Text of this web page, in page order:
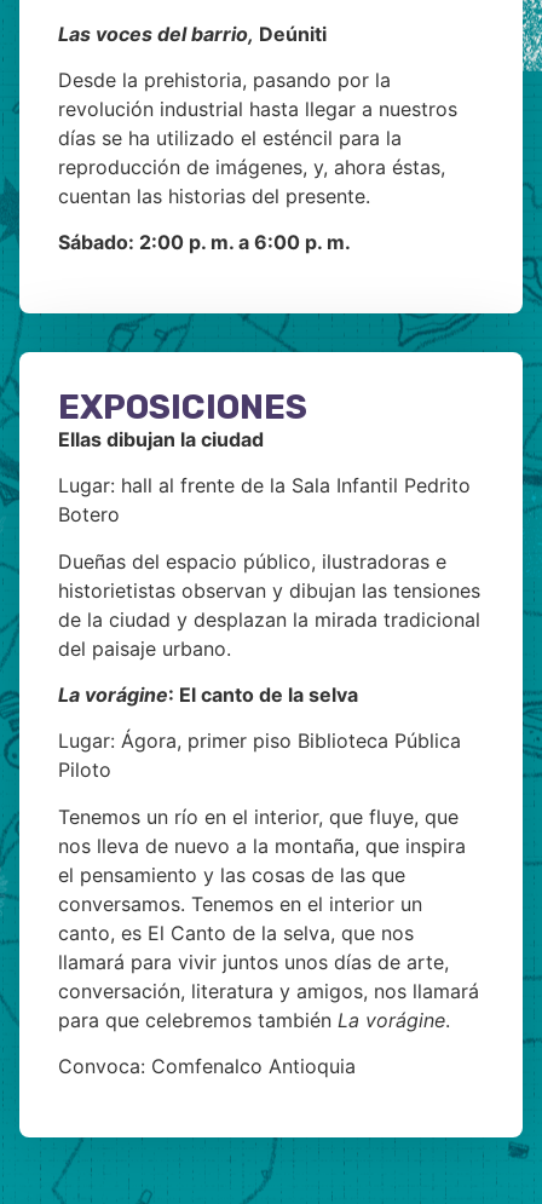
Las voces delbarrio, Deúniti
Desde la prehistoria, pasando por la
revolución industrial hasta llegar a nuestros
días se ha utilizado el esténcil para la
reproducción de imágenes, y, ahora éstas,
cuentan las historias del presente.
Sábado: 2:00 p. m. a 6:00 p. m.
EXPOSICIONES
Ellas dibujan la ciudad
Lugar: hall al frente de la Sala Infantil Pedrito
Botero
Dueñas del espacio público, ilustradoras e
historietistas observan y dibujan las tensiones
de la ciudad y desplazan la mirada tradicional
del paisaje urbano.
La vorágine: El canto de la selva
Lugar: Ágora, primer piso Biblioteca Pública
Piloto
Tenemos un río en el interior, que fluye, que
nos lleva de nuevo a la montaña, que inspira
el pensamiento y las cosas de las que
conversamos. Tenemos en el interior un
canto, es El Canto de la selva, que nos
llamará para vivir juntos unos días de arte,
conversación, literatura y amigos, nos llamará
para que celebremos también La vorágine.
Convoca: Comfenalco Antioquia